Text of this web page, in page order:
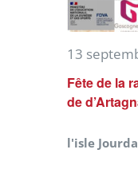
Fête de la
de
13
l'isle